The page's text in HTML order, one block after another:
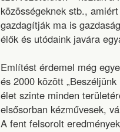
közösségeknek stb.,
gazdagítják ma is
élők és utódaink javára
Említést érdemel még
és 2000 között
élet szinte minden
elsősorban kézművesek,
A fent felsorolt